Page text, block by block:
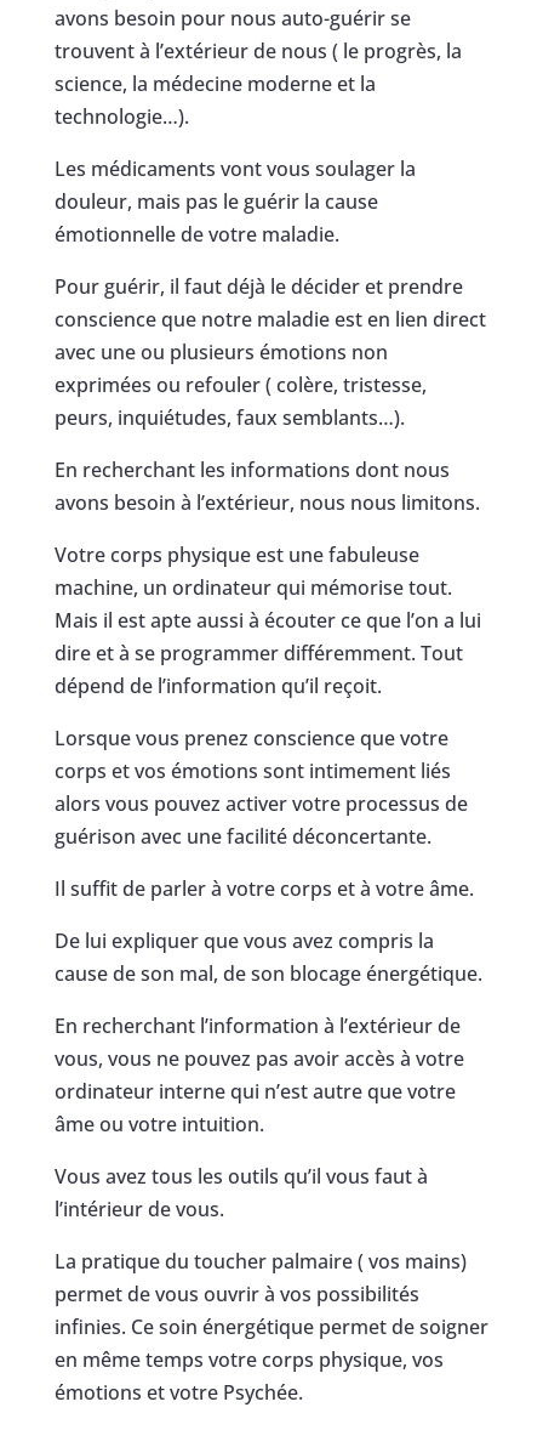
avons besoin pour nous auto-guérir se
trouvent à l’extérieur de nous ( le progrès, la
science, la médecine moderne et la
technologie…).
Les médicaments vont vous soulager la
douleur, mais pas le guérir la cause
émotionnelle de votre maladie.
Pour guérir, il faut déjà le décider et prendre
conscience que notre maladie est en lien direct
avec une ou plusieurs émotions non
exprimées ou refouler ( colère, tristesse,
peurs, inquiétudes, faux semblants…).
En recherchant les informations dont nous
avons besoin à l’extérieur, nous nous limitons.
Votre corps physique est une fabuleuse
machine, un ordinateur qui mémorise tout.
Mais il est apte aussi à écouter ce que l’on a lui
dire et à se programmer différemment. Tout
dépend de l’information qu’il reçoit.
Lorsque vous prenez conscience que votre
corps et vos émotions sont intimement liés
alors vous pouvez activer votre processus de
guérison avec une facilité déconcertante.
Il suffit de parler à votre corps et à votre âme.
De lui expliquer que vous avez compris la
cause de son mal, de son blocage énergétique.
En recherchant l’information à l’extérieur de
vous, vous ne pouvez pas avoir accès à votre
ordinateur interne qui n’est autre que votre
âme ou votre intuition.
Vous avez tous les outils qu’il vous faut à
l’intérieur de vous.
La pratique du toucher palmaire ( vos mains)
permet de vous ouvrir à vos possibilités
infinies. Ce soin énergétique permet de soigner
en même temps votre corps physique, vos
émotions et votre Psychée.